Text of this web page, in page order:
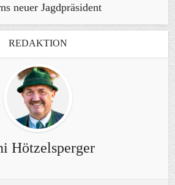
neuer Jagdpräsident
REDAKTION
Hötzelsperger